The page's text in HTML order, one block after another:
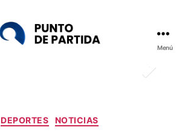
Menú
DEPORTES NOTICIAS